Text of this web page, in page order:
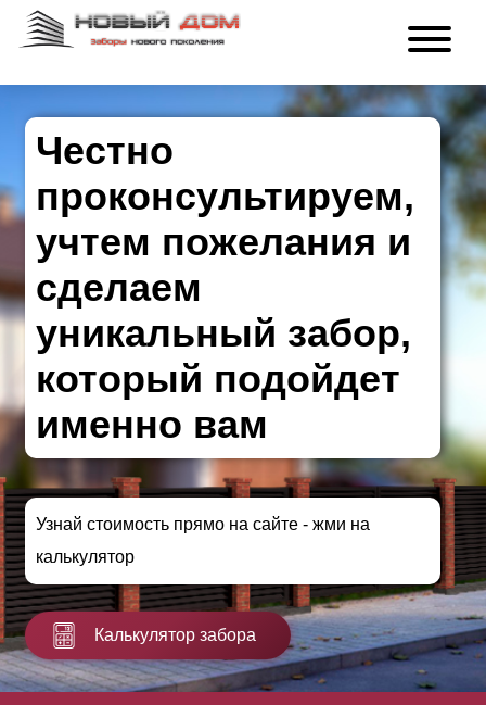
Честно
проконсультируем,
учтем пожелания и
сделаем
уникальный забор,
который подойдет
именно вам
Узнай стоимость прямо на сайте - жми на
калькулятор
Калькулятор забора